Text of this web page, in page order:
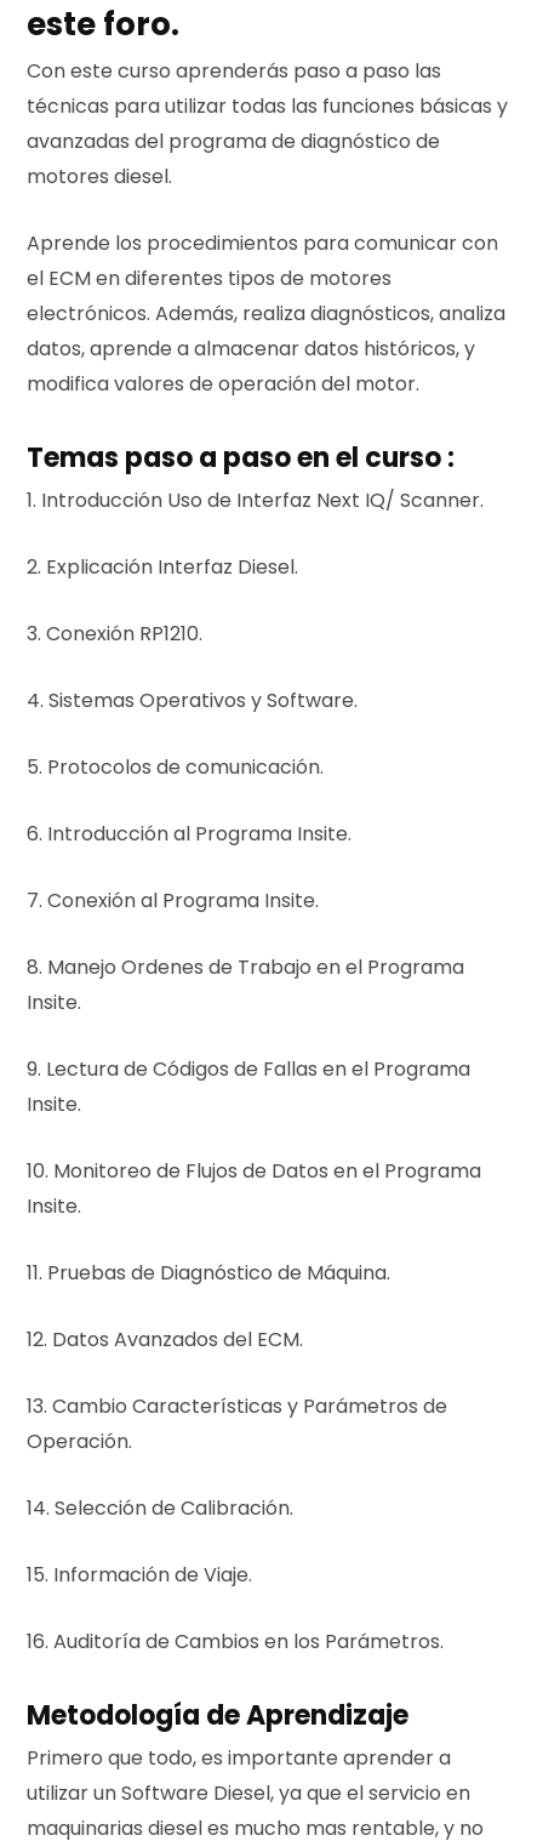
este foro.
Con este curso aprenderás paso a paso las
técnicas para utilizar todas las funciones básicas y
avanzadas del programa de diagnóstico de
motores diesel.
Aprende los procedimientos para comunicar con
el ECM en diferentes tipos de motores
electrónicos. Además, realiza diagnósticos, analiza
datos, aprende a almacenar datos históricos, y
modifica valores de operación del motor.
Temas paso a paso en el curso :
1. Introducción Uso de Interfaz Next IQ/ Scanner.
2. Explicación Interfaz Diesel.
3. Conexión RP1210.
4. Sistemas Operativos y Software.
5. Protocolos de comunicación.
6. Introducción al Programa Insite.
7. Conexión al Programa Insite.
8. Manejo Ordenes de Trabajo en el Programa
Insite.
9. Lectura de Códigos de Fallas en el Programa
Insite.
10. Monitoreo de Flujos de Datos en el Programa
Insite.
11. Pruebas de Diagnóstico de Máquina.
12. Datos Avanzados del ECM.
13. Cambio Características y Parámetros de
Operación.
14. Selección de Calibración.
15. Información de Viaje.
16. Auditoría de Cambios en los Parámetros.
Metodología de Aprendizaje
Primero que todo, es importante aprender a
utilizar un Software Diesel, ya que el servicio en
maquinarias diesel es mucho mas rentable, y no